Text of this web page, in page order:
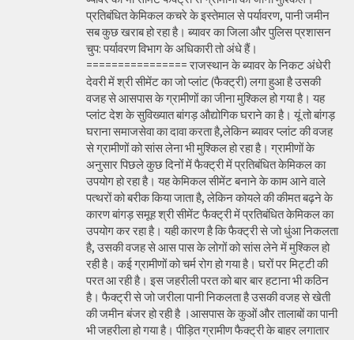
प्रतिबंधित केमिकल कचरे के इस्तेमाल से पर्यावरण, पानी जमीन
सब कुछ खराब हो रहा है। ब्यावर का जिला और पुलिस प्रशासन
चुप: पर्यावरण विभाग के अधिकारी तो अंधे हैं।
================ राजस्थान के ब्यावर के निकट अंधेरी
देवरी में श्री सीमेंट का जो प्लांट (फैक्ट्री) लगा हुआ है उसकी
वजह से आसपास के ग्रामीणों का जीना मुश्किल हो गया है। यह
प्लांट देश के सुविख्यात बांगड़ औद्योगिक घराने का है। यूं तो बांगड़
घराना समाजसेवा का दावा करता है,लेकिन ब्यावर प्लांट की वजह
से ग्रामीणों को सांस लेना भी मुश्किल हो रहा है। ग्रामीणों के
अनुसार पिछले कुछ दिनों में फैक्ट्री में प्रतिबंधित केमिकल का
उपयोग हो रहा है। यह केमिकल सीमेंट बनाने के काम आने वाले
पत्थरों को बरीक किया जाता है, लेकिन कोयले की कीमत बढ़ने के
कारण बांगड़ समूह श्री सीमेंट फैक्ट्री में प्रतिबंधित केमिकल का
उपयोग कर रहा है। यही कारण है कि फैक्ट्री से जो धुंआ निकलता
है, उसकी वजह से आस पास के लोगों को सांस लेने में मुश्किल हो
रही है। कई ग्रामीणों को चर्म रोग हो गया है। घरों पर मिट्टी की
परत आ रही है। इस जहरीली परत को बार बार हटाना भी कठिन
है। फैक्ट्री से जो जरीला पानी निकलता है उसकी वजह से खेती
की जमीन बंजर हो रही है ।आसपास के कुओं और तालाबों का पानी
भी जहरीला हो गया है। पीड़ित ग्रामीण फैक्ट्री के बाहर लगातार